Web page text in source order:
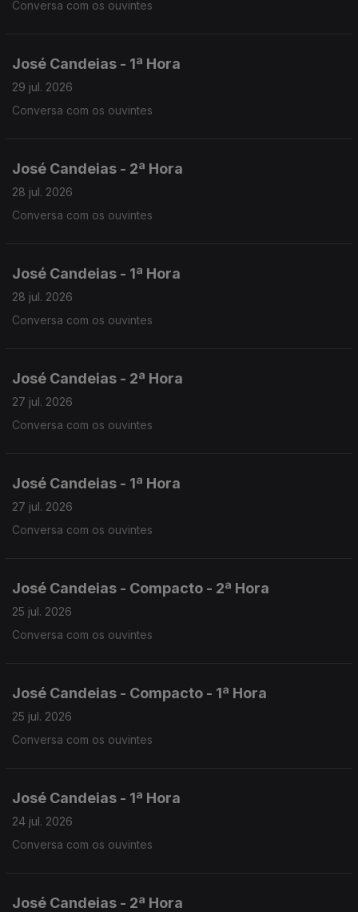
Conversa com os ouvintes
José Candeias - 1ª Hora
29 jul. 2026
Conversa com os ouvintes
José Candeias - 2ª Hora
28 jul. 2026
Conversa com os ouvintes
José Candeias - 1ª Hora
28 jul. 2026
Conversa com os ouvintes
José Candeias - 2ª Hora
27 jul. 2026
Conversa com os ouvintes
José Candeias - 1ª Hora
27 jul. 2026
Conversa com os ouvintes
José Candeias - Compacto - 2ª Hora
25 jul. 2026
Conversa com os ouvintes
José Candeias - Compacto - 1ª Hora
25 jul. 2026
Conversa com os ouvintes
José Candeias - 1ª Hora
24 jul. 2026
Conversa com os ouvintes
José Candeias - 2ª Hora